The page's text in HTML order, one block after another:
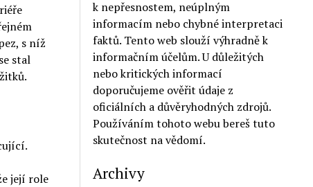
s níž
stal
její role
k nepřesnostem, neúplným
informacím nebo chybné interpretaci
faktů. Tento web slouží výhradně k
informačním účelům. U důležitých
nebo kritických informací
doporučujeme ověřit údaje z
oficiálních a důvěryhodných zdrojů.
Používáním tohoto webu bereš tuto
skutečnost na vědomí.
Archivy